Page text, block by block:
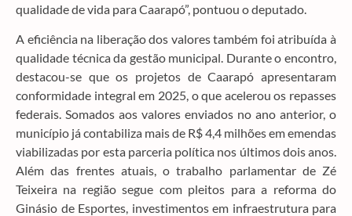
qualidade de vida para Caarapó”, pontuou o deputado.
A eficiência na liberação dos valores também foi atribuída à
qualidade técnica da gestão municipal. Durante o encontro,
destacou-se que os projetos de Caarapó apresentaram
conformidade integral em 2025, o que acelerou os repasses
federais. Somados aos valores enviados no ano anterior, o
município já contabiliza mais de R$ 4,4 milhões em emendas
viabilizadas por esta parceria política nos últimos dois anos.
Além das frentes atuais, o trabalho parlamentar de Zé
Teixeira na região segue com pleitos para a reforma do
Ginásio de Esportes, investimentos em infraestrutura para